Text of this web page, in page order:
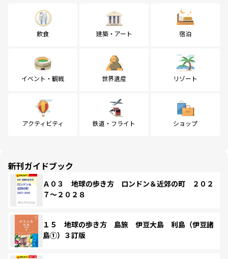
飲食 建築・アート 宿泊
イベント・観戦 世界遺産 リゾート
アクティビティ 鉄道・フライト ショップ
新刊ガイドブック
Ａ０３ 地球の歩き方 ロンドン＆近郊の町 ２０２
７～２０２８
１５ 地球の歩き方 島旅 伊豆大島 利島（伊豆諸
島①）３訂版